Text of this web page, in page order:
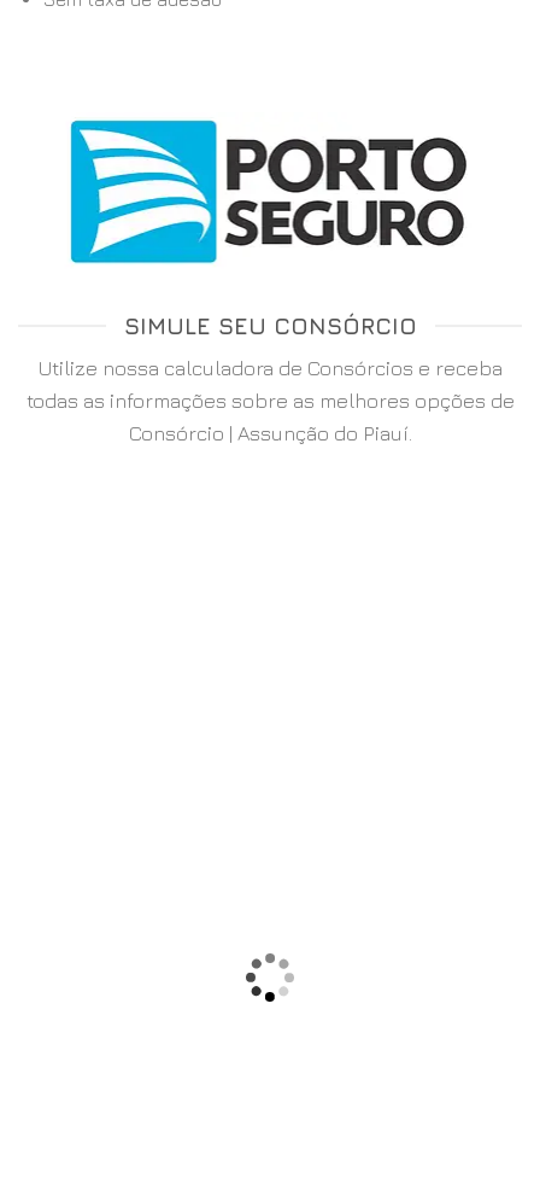
SIMULE SEU CONSÓRCIO
Utilize nossa calculadora de Consórcios e receba
todas as informações sobre as melhores opções de
Consórcio | Assunção do Piauí.